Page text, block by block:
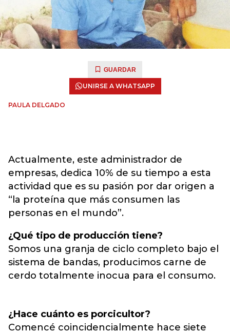
GUARDAR
UNIRSE A WHATSAPP
PAULA DELGADO
Actualmente, este administrador de
empresas, dedica 10% de su tiempo a esta
actividad que es su pasión por dar origen a
“la proteína que más consumen las
personas en el mundo”.
¿Qué tipo de producción tiene?
Somos una granja de ciclo completo bajo el
sistema de bandas, producimos carne de
cerdo totalmente inocua para el consumo.
¿Hace cuánto es porcicultor?
Comencé coincidencialmente hace siete